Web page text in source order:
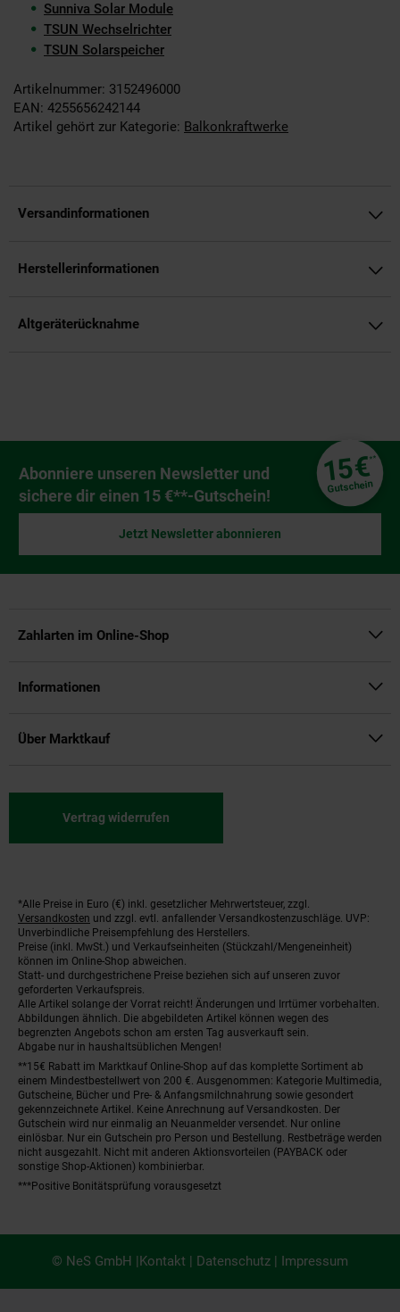
Sunniva Solar Module
TSUN Wechselrichter
TSUN Solarspeicher
Artikelnummer: 3152496000
EAN: 4255656242144
Artikel gehört zur Kategorie: Balkonkraftwerke
Versandinformationen
Herstellerinformationen
Altgeräterücknahme
Newsletter Anmeldung
Abonniere unseren Newsletter und
sichere dir einen 15 €**-Gutschein!
15€**
Gutschein
Jetzt Newsletter abonnieren
Zahlarten im Online-Shop
Informationen
Über Marktkauf
Vertrag widerrufen
Fußnoten
*Alle Preise in Euro (€) inkl. gesetzlicher Mehrwertsteuer, zzgl.
Versandkosten und zzgl. evtl. anfallender Versandkostenzuschläge. UVP:
Unverbindliche Preisempfehlung des Herstellers.
Preise (inkl. MwSt.) und Verkaufseinheiten (Stückzahl/Mengeneinheit)
können im Online-Shop abweichen.
Statt- und durchgestrichene Preise beziehen sich auf unseren zuvor
geforderten Verkaufspreis.
Alle Artikel solange der Vorrat reicht! Änderungen und Irrtümer vorbehalten.
Abbildungen ähnlich. Die abgebildeten Artikel können wegen des
begrenzten Angebots schon am ersten Tag ausverkauft sein.
Abgabe nur in haushaltsüblichen Mengen!
**15€ Rabatt im Marktkauf Online-Shop auf das komplette Sortiment ab
einem Mindestbestellwert von 200 €. Ausgenommen: Kategorie Multimedia,
Gutscheine, Bücher und Pre- & Anfangsmilchnahrung sowie gesondert
gekennzeichnete Artikel. Keine Anrechnung auf Versandkosten. Der
Gutschein wird nur einmalig an Neuanmelder versendet. Nur online
einlösbar. Nur ein Gutschein pro Person und Bestellung. Restbeträge werden
nicht ausgezahlt. Nicht mit anderen Aktionsvorteilen (PAYBACK oder
sonstige Shop-Aktionen) kombinierbar.
***Positive Bonitätsprüfung vorausgesetzt
© NeS GmbH |Kontakt | Datenschutz | Impressum